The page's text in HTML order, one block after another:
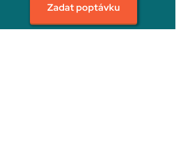
Zadat poptávku